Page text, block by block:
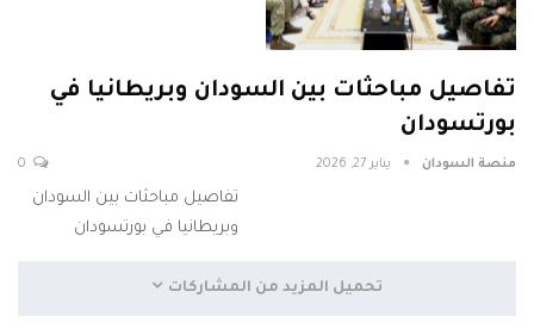
تفاصيل مباحثات بين السودان وبريطانيا في
بورتسودان
منصة السودان يناير 27, 2026
تفاصيل مباحثات بين السودان
وبريطانيا في بورتسودان
تحميل المزيد من المشاركات